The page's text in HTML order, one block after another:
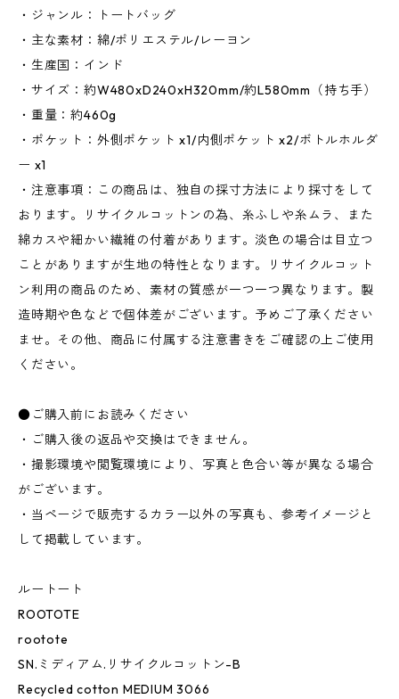
・ジャンル：トートバッグ
・主な素材：綿/ポリエステル/レーヨン
・生産国：インド
・サイズ：約W480xD240xH320mm/約L580mm（持ち手）
・重量：約460g
・ポケット：外側ポケット x1/内側ポケット x2/ボトルホルダ
ー x1
・注意事項：この商品は、独自の採寸方法により採寸をして
おります。リサイクルコットンの為、糸ふしや糸ムラ、また
綿カスや細かい繊維の付着があります。淡色の場合は目立つ
ことがありますが生地の特性となります。リサイクルコット
ン利用の商品のため、素材の質感が一つ一つ異なります。製
造時期や色などで個体差がございます。予めご了承ください
ませ。その他、商品に付属する注意書きをご確認の上ご使用
ください。
●ご購入前にお読みください
・ご購入後の返品や交換はできません。
・撮影環境や閲覧環境により、写真と色合い等が異なる場合
がございます。
・当ページで販売するカラー以外の写真も、参考イメージと
して掲載しています。
ルートート
ROOTOTE
rootote
SN.ミディアム.リサイクルコットン-B
Recycled cotton MEDIUM 3066